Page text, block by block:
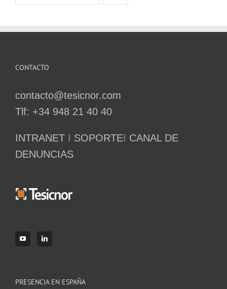
CONTACTO
contacto@tesicnor.com
Tlf: +34 948 21 40 40
INTRANET I SOPORTEI CANAL DE
DENUNCIAS
PRESENCIA EN ESPAÑA